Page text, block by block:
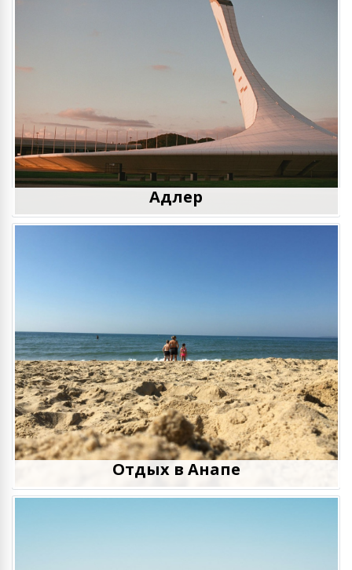
Адлер
Отдых в Анапе